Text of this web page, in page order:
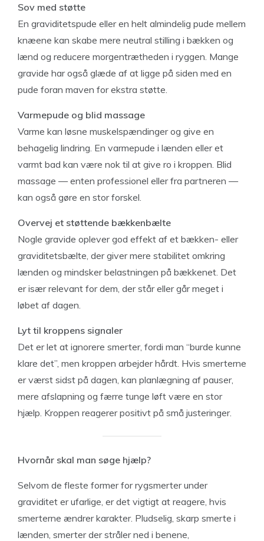
Sov med støtte
En graviditetspude eller en helt almindelig pude mellem
knæene kan skabe mere neutral stilling i bækken og
lænd og reducere morgentrætheden i ryggen. Mange
gravide har også glæde af at ligge på siden med en
pude foran maven for ekstra støtte.
Varmepude og blid massage
Varme kan løsne muskelspændinger og give en
behagelig lindring. En varmepude i lænden eller et
varmt bad kan være nok til at give ro i kroppen. Blid
massage — enten professionel eller fra partneren —
kan også gøre en stor forskel.
Overvej et støttende bækkenbælte
Nogle gravide oplever god effekt af et bækken- eller
graviditetsbælte, der giver mere stabilitet omkring
lænden og mindsker belastningen på bækkenet. Det
er især relevant for dem, der står eller går meget i
løbet af dagen.
Lyt til kroppens signaler
Det er let at ignorere smerter, fordi man “burde kunne
klare det”, men kroppen arbejder hårdt. Hvis smerterne
er værst sidst på dagen, kan planlægning af pauser,
mere afslapning og færre tunge løft være en stor
hjælp. Kroppen reagerer positivt på små justeringer.
Hvornår skal man søge hjælp?
Selvom de fleste former for rygsmerter under
graviditet er ufarlige, er det vigtigt at reagere, hvis
smerterne ændrer karakter. Pludselig, skarp smerte i
lænden, smerter der stråler ned i benene,